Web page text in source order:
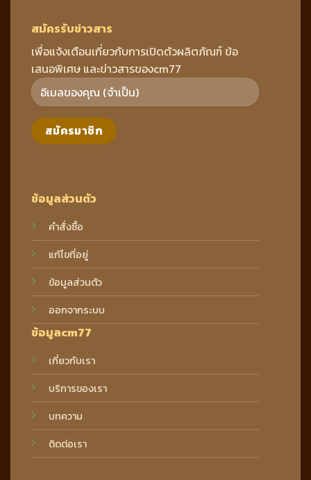
ข้อมูลส่วนตัว
คำสั่งซื้อ
แก้ไขที่อยู่
ข้อมูลส่วนตัว
ออกจากระบบ
ข้อมูลcm77
เกี่ยวกับเรา
บริการของเรา
บทความ
ติดต่อเรา
สมัครรับข่าวสาร
เพื่อแจ้งเตือนเกี่ยวกับการเปิดตัวผลิตภัณฑ์ ข้อ
เสนอพิเศษ และข่าวสารของcm77